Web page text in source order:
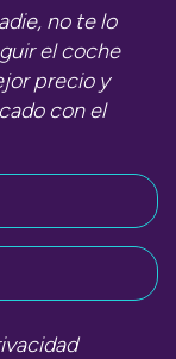
no te lo
el coche
precio y
con el